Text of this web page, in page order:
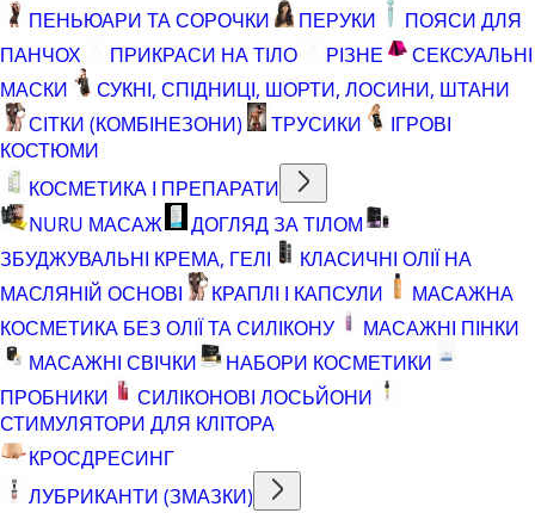
ПЕНЬЮАРИ ТА СОРОЧКИ
ПЕРУКИ
ПОЯСИ ДЛЯ
ПАНЧОХ
ПРИКРАСИ НА ТІЛО РІЗНЕ
СЕКСУАЛЬНІ
МАСКИ
СУКНІ, СПІДНИЦІ, ШОРТИ, ЛОСИНИ, ШТАНИ
СІТКИ (КОМБІНЕЗОНИ)
ТРУСИКИ
ІГРОВІ
КОСТЮМИ
КОСМЕТИКА І ПРЕПАРАТИ
NURU МАСАЖ
ДОГЛЯД ЗА ТІЛОМ
ЗБУДЖУВАЛЬНІ КРЕМА, ГЕЛІ
КЛАСИЧНІ ОЛІЇ НА
МАСЛЯНІЙ ОСНОВІ
КРАПЛІ І КАПСУЛИ
МАСАЖНА
КОСМЕТИКА БЕЗ ОЛІЇ ТА СИЛІКОНУ
МАСАЖНІ ПІНКИ
МАСАЖНІ СВІЧКИ
НАБОРИ КОСМЕТИКИ
ПРОБНИКИ
СИЛІКОНОВІ ЛОСЬЙОНИ
СТИМУЛЯТОРИ ДЛЯ КЛІТОРА
КРОСДРЕСИНГ
ЛУБРИКАНТИ (ЗМАЗКИ)